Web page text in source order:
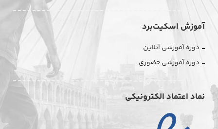
آموزش اسکیت‌برد
دوره آموزشی آنلاین
دوره آموزشی حضوری
نماد اعتماد الکترونیکی